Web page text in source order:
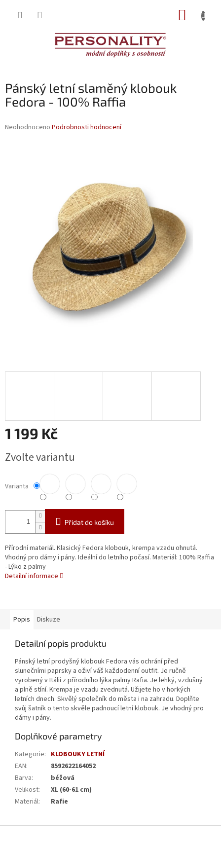
Pánský letní slaměný klobouk
Fedora - 100% Raffia
Průměrné
Neohodnoceno Podrobnosti hodnocení
1 199 Kč
cena:
Zvolte variantu
Varianta
Přidat do košíku
Přírodní materiál. Klasický Fedora klobouk, krempa vzadu ohnutá.
Vhodný pro dámy i pány. Ideální do letního počasí. Materiál: 100% Raffia
- Lýko z palmy
Detailní informace
Popis Diskuze
Detailní popis produktu
Pánský letní prodyšný klobouk Fedora vás ochrání před
slunečními paprsky a oživí váš každodenní outfit. Je ručně
vyrobený v Itálii z přírodního lýka palmy Rafia. Je lehký, vzdušný
a plně stíní. Krempa je vzadu zvednutá. Užijete ho v horkých
letních dnech. Skvělý společník do města i na zahradu. Doplňte
svůj šatník o tento skvěle padnoucí letní klobouk. Je vhodný pro
dámy i pány.
Doplňkové parametry
Kategorie: KLOBOUKY LETNÍ
EAN:
8592622164052
Barva:
béžová
Velikost:
XL (60-61 cm)
Materiál: Rafie